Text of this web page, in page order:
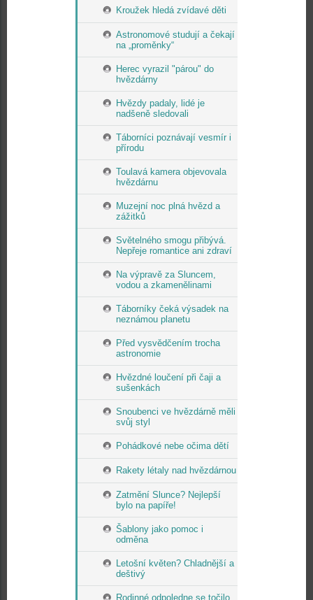
Kroužek hledá zvídavé děti
Astronomové studují a čekají
na „proměnky“
Herec vyrazil "párou" do
hvězdárny
Hvězdy padaly, lidé je
nadšeně sledovali
Táborníci poznávají vesmír i
přírodu
Toulavá kamera objevovala
hvězdárnu
Muzejní noc plná hvězd a
zážitků
Světelného smogu přibývá.
Nepřeje romantice ani zdraví
Na výpravě za Sluncem,
vodou a zkamenělinami
Táborníky čeká výsadek na
neznámou planetu
Před vysvědčením trocha
astronomie
Hvězdné loučení při čaji a
sušenkách
Snoubenci ve hvězdárně měli
svůj styl
Pohádkové nebe očima dětí
Rakety létaly nad hvězdárnou
Zatmění Slunce? Nejlepší
bylo na papíře!
Šablony jako pomoc i
odměna
Letošní květen? Chladnější a
deštivý
Rodinné odpoledne se točilo